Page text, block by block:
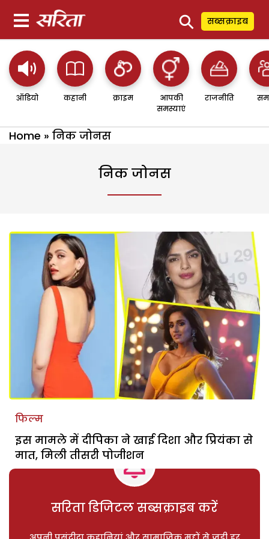
⚲ सब्सक्राइब
ऑडियो कहानी क्राइम
आपकी
समस्याएं
राजनीति
Home » निक जोनस
निक जोनस
फिल्म
इस मामले में दीपिका ने खाई दिशा और प्रियंका से
मात, मिली तीसरी पोजीशन
सरिता डिजिटल सब्सक्राइब करें